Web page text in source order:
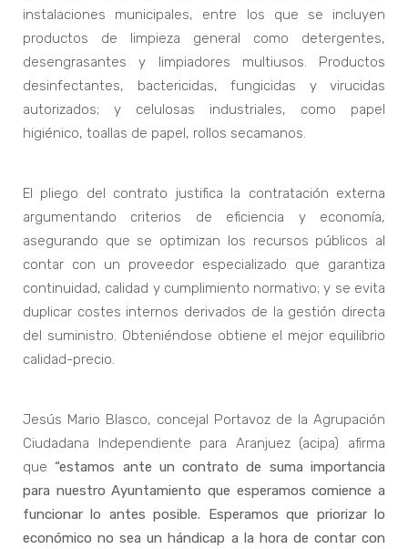
instalaciones municipales, entre los que se incluyen
productos de limpieza general como detergentes,
desengrasantes y limpiadores multiusos. Productos
desinfectantes, bactericidas, fungicidas y virucidas
autorizados; y celulosas industriales, como papel
higiénico, toallas de papel, rollos secamanos.
El pliego del contrato justifica la contratación externa
argumentando criterios de eficiencia y economía,
asegurando que se optimizan los recursos públicos al
contar con un proveedor especializado que garantiza
continuidad, calidad y cumplimiento normativo; y se evita
duplicar costes internos derivados de la gestión directa
del suministro. Obteniéndose obtiene el mejor equilibrio
calidad-precio.
Jesús Mario Blasco, concejal Portavoz de la Agrupación
Ciudadana Independiente para Aranjuez (acipa) afirma
que “estamos ante un contrato de suma importancia
para nuestro Ayuntamiento que esperamos comience a
funcionar lo antes posible. Esperamos que priorizar lo
económico no sea un hándicap a la hora de contar con